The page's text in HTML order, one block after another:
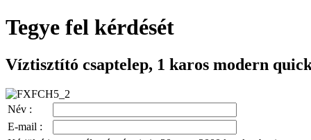
Tegye fel kérdését
Víztisztító csaptelep, 1 karos modern
Név :
E-mail :